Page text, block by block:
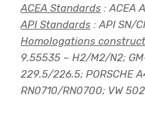
ACEA Standards : ACEA
API Standards : API SN/
Homologations
9.55535 – H2/M2/N2;
229.5/226.5; PORSCHE
RN0710/RN0700; VW